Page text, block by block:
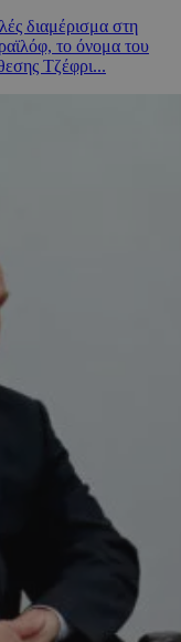
διαμέρισμα στη
το όνομα του
Τζέφρι...